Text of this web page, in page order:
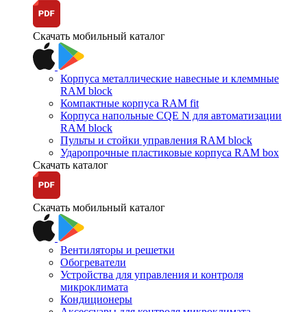
Скачать мобильный каталог
Корпуса металлические навесные и клеммные
RAM block
Компактные корпуса RAM fit
Корпуса напольные CQE N для автоматизации
RAM block
Пульты и стойки управления RAM block
Ударопрочные пластиковые корпуса RAM box
Скачать каталог
Скачать мобильный каталог
Вентиляторы и решетки
Обогреватели
Устройства для управления и контроля
микроклимата
Кондиционеры